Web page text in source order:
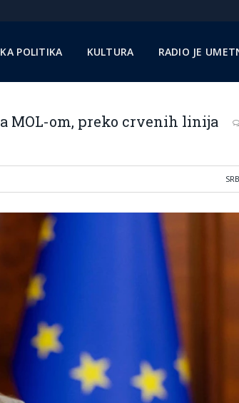
POLITIKA KULTURA RADIO JE
MOL-om, preko crvenih linija